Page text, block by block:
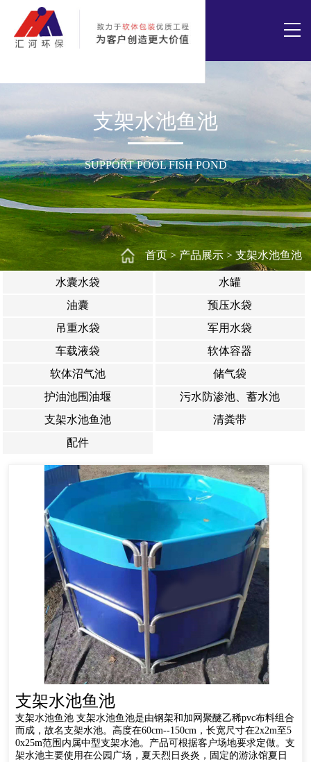
首页> 产品展示> 支架水池鱼池
支架水池鱼池
SUPPORT POOL FISH POND
水囊水袋
水罐
油囊
预压水袋
吊重水袋
军用水袋
车载液袋
软体容器
软体沼气池
储气袋
护油池围油堰
污水防渗池、蓄水池
支架水池鱼池
清粪带
配件
支架水池鱼池
支架水池鱼池 支架水池鱼池是由钢架和加网聚醚乙稀pvc布料组合
而成，故名支架水池。高度在60cm--150cm，长宽尺寸在2x2m至5
0x25m范围内属中型支架水池。产品可根据客户场地要求定做。支
架水池主要使用在公园广场，夏天烈日炎炎，固定的游泳馆夏日